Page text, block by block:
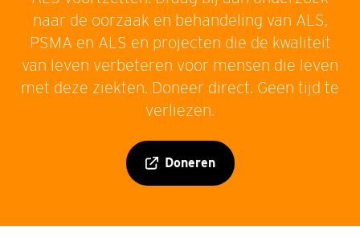
naar de oorzaak en behandeling van ALS,
PSMA en ALS en projecten die de kwaliteit
van leven verbeteren voor mensen die leven
met deze ziekten. Doneer direct. Geen tijd te
verliezen.
Doneren